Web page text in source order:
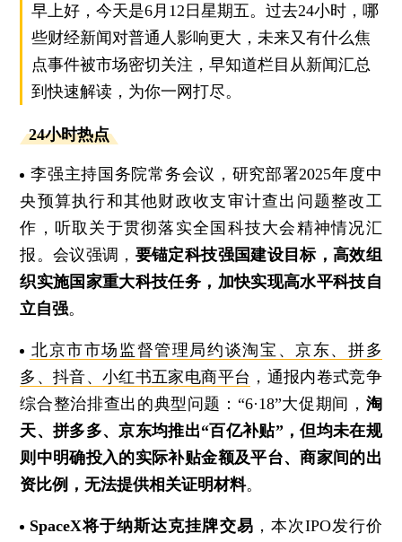
早上好，今天是6月12日星期五。过去24小时，哪
些财经新闻对普通人影响更大，未来又有什么焦
点事件被市场密切关注，早知道栏目从新闻汇总
到快速解读，为你一网打尽。
24小时热点
李强主持国务院常务会议，研究部署2025年度中
央预算执行和其他财政收支审计查出问题整改工
作，听取关于贯彻落实全国科技大会精神情况汇
报。会议强调， 要锚定科技强国建设目标，高效组
织实施国家重大科技任务，加快实现高水平科技自
立自强。
北京市市场监督管理局约谈淘宝、京东、拼多
多、抖音、小红书五家电商平台 ，通报内卷式竞争
综合整治排查出的典型问题：“6·18”大促期间， 淘
天、拼多多、京东均推出“百亿补贴”，但均未在规
则中明确投入的实际补贴金额及平台、商家间的出
资比例，无法提供相关证明材料。
SpaceX将于纳斯达克挂牌交易 ，本次IPO发行价